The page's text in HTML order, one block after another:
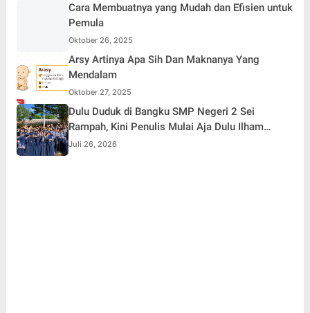
Cara Membuatnya yang Mudah dan Efisien untuk
Pemula
Oktober 26, 2025
Arsy Artinya Apa Sih Dan Maknanya Yang
Mendalam
Oktober 27, 2025
Dulu Duduk di Bangku SMP Negeri 2 Sei
Rampah, Kini Penulis Mulai Aja Dulu Ilham
Febryan Kembali sebagai Pemateri untuk
Menginspirasi Generasi Muda
Juli 26, 2026